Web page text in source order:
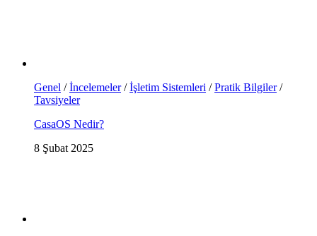
Genel /İncelemeler/İşletim Sistemleri /Pratik Bilgiler/
Tavsiyeler
CasaOS Nedir?
8 Şubat 2025